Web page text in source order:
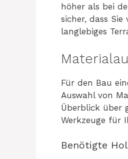
höher als bei
sicher, dass
langlebiges
Für den Bau
Auswahl von
Überblick über
Werkzeuge für
Benötigte